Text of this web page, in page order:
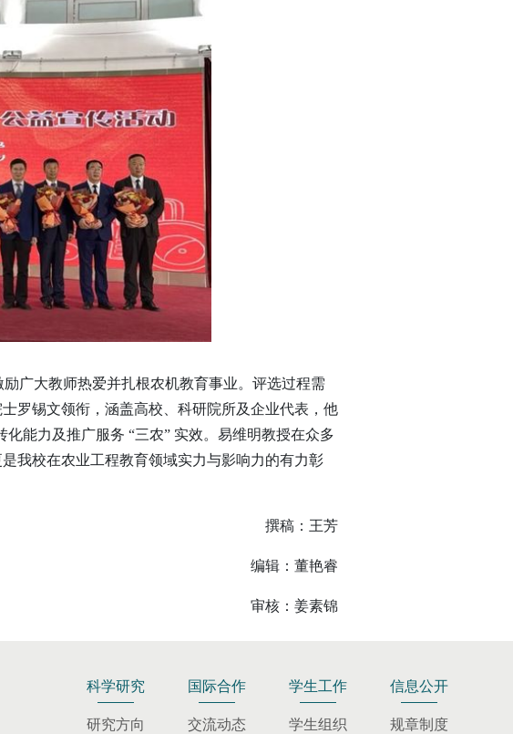
广大教师热爱并扎根农机教育事业。评选过程需
罗锡文领衔，涵盖高校、科研院所及企业代表，他
能力及推广服务 “三农” 实效。易维明教授在众多
我校在农业工程教育领域实力与影响力的有力彰
撰稿：王芳
编辑：董艳睿
审核：姜素锦
科学研究
研究方向
国际合作
交流动态
学生工作
学生组织
信息公开
规章制度